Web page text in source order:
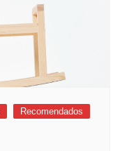
Recomendados